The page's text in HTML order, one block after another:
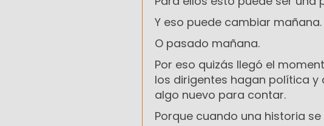
Y eso puede cambiar mañana.
O pasado mañana.
Por eso quizás llegó el
los dirigentes hagan política y
algo nuevo para contar.
Porque cuando una historia